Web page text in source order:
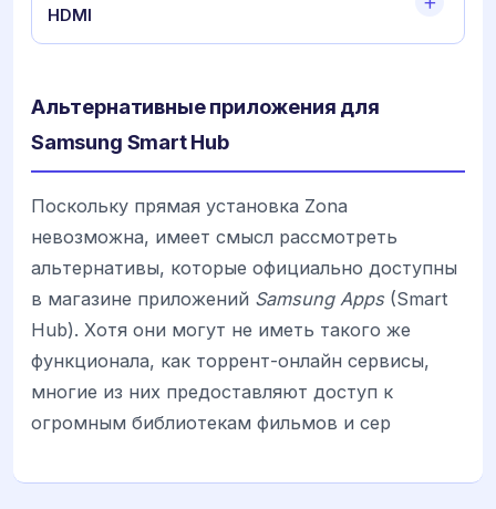
HDMI
Альтернативные приложения для
Samsung Smart Hub
Поскольку прямая установка Zona
невозможна, имеет смысл рассмотреть
альтернативы, которые официально доступны
в магазине приложений Samsung Apps(Smart
Hub). Хотя они могут не иметь такого же
функционала, как торрент-онлайн сервисы,
многие из них предоставляют доступ к
огромным библиотекам фильмов и сер